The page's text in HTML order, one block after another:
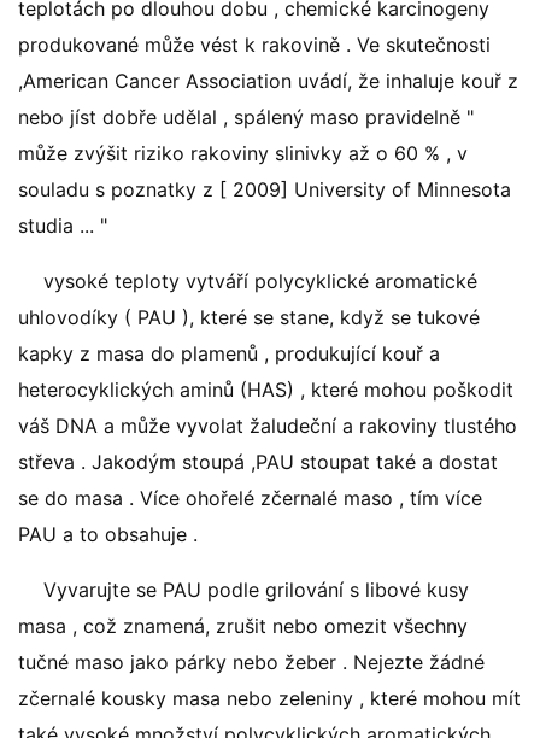
teplotách po dlouhou dobu , chemické karcinogeny
produkované může vést k rakovině . Ve skutečnosti
,American Cancer Association uvádí, že inhaluje kouř z
nebo jíst dobře udělal , spálený maso pravidelně "
může zvýšit riziko rakoviny slinivky až o 60 % , v
souladu s poznatky z [ 2009] University of Minnesota
studia ... "
vysoké teploty vytváří polycyklické aromatické
uhlovodíky ( PAU ), které se stane, když se tukové
kapky z masa do plamenů , produkující kouř a
heterocyklických aminů (HAS) , které mohou poškodit
váš DNA a může vyvolat žaludeční a rakoviny tlustého
střeva . Jakodým stoupá ,PAU stoupat také a dostat
se do masa . Více ohořelé zčernalé maso , tím více
PAU a to obsahuje .
Vyvarujte se PAU podle grilování s libové kusy
masa , což znamená, zrušit nebo omezit všechny
tučné maso jako párky nebo žeber . Nejezte žádné
zčernalé kousky masa nebo zeleniny , které mohou mít